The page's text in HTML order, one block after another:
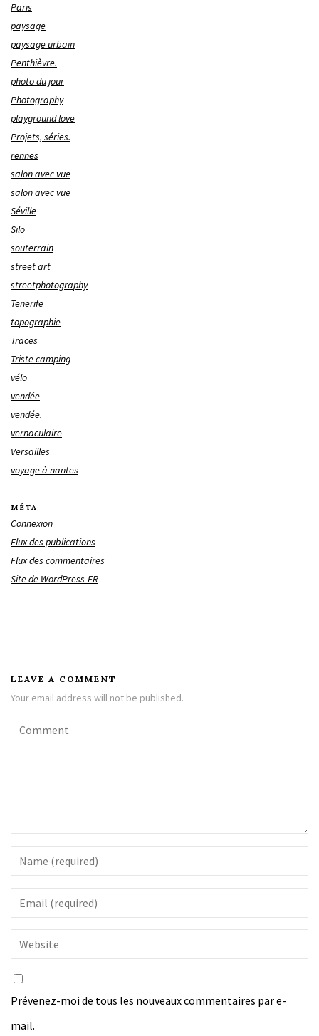
Paris
paysage
paysage urbain
Penthièvre.
photo du jour
Photography
playground love
Projets, séries.
rennes
salon avec vue
salon avec vue
Séville
Silo
souterrain
street art
streetphotography
Tenerife
topographie
Traces
Triste camping
vélo
vendée
vendée.
vernaculaire
Versailles
voyage à nantes
MÉTA
Connexion
Flux des publications
Flux des commentaires
Site de WordPress-FR
LEAVE A COMMENT
Your email address will not be published.
Prévenez-moi de tous les nouveaux commentaires par e-
mail.